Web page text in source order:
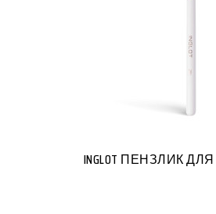
INGLOT ПЕНЗЛИК